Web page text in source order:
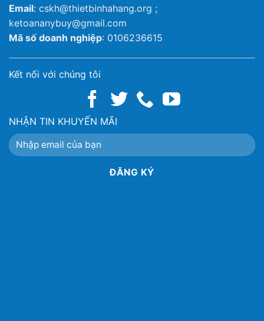
Email: cskh@thietbinhahang.org ;
ketoananybuy@gmail.com
Mã số doanh nghiệp: 0106236615
Kết nối với chúng tôi
NHẬN TIN KHUYẾN MÃI